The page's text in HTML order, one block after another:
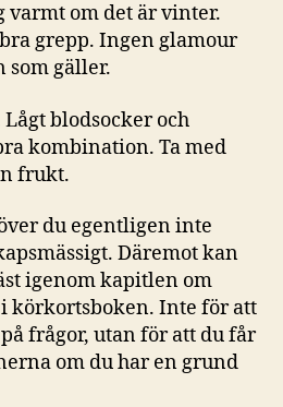
varmt om det är vinter.
grepp. Ingen glamour
som gäller.
blodsocker och
kombination. Ta med
frukt.
du egentligen inte
Däremot kan
igenom kapitlen om
körkortsboken. Inte för att
frågor, utan för att du får
om du har en grund